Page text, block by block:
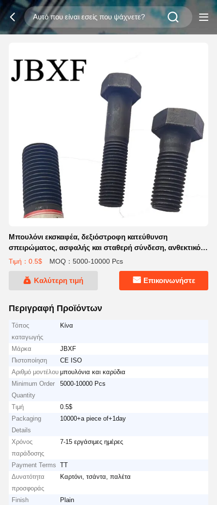
Μπουλόνι εκσκαφέα, δεξιόστροφη κατεύθυνση
σπειρώματος, ασφαλής και σταθερή σύνδεση, ανθεκτικό
στη διάβρωση
Τιμή：0.5$ MOQ：5000-10000 Pcs
Καλύτερη τιμή Επικοινωνήστε
Περιγραφή Προϊόντων
Τόπος
καταγωγής
Κίνα
Μάρκα
JBXF
Πιστοποίηση
CE ISO
Αριθμό μοντέλου μπουλόνια και καρύδια
Minimum Order
Quantity
5000-10000 Pcs
Τιμή
0.5$
Packaging
Details
10000+a piece of+1day
Χρόνος
παράδοσης
7-15 εργάσιμες ημέρες
Payment Terms
TT
Δυνατότητα
προσφοράς
Καρτόνι, τσάντα, παλέτα
Finish
Plain